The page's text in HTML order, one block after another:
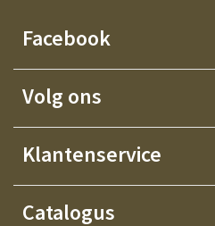
Facebook
Volg ons
Klantenservice
Catalogus